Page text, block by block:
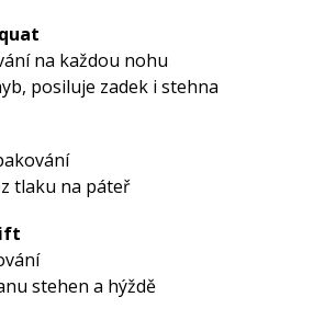
na každou nohu
posiluje zadek i stehna
tlaku na páteř
stehen a hýždě